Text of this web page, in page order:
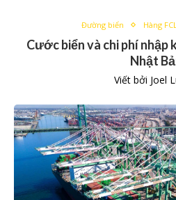
Đường biển Hàng
Cước biển và chi phí nhập
Nhật
Viết bởi Joel